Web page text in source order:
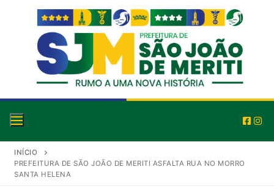
INÍCIO
PREFEITURA DE SÃO JOÃO DE MERITI ASFALTA RUA NO MORRO
SANTA HELENA